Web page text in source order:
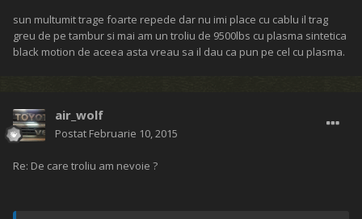
sun multumit trage foarte repede dar nu imi place cu cablu il trag
greu de pe tambur si mai am un troliu de 9500lbs cu plasma sintetica
black motion de aceea asta vreau sa il dau ca pun pe cel cu plasma.
air_wolf
Postat Februarie 10, 2015
Re: De care troliu am nevoie ?